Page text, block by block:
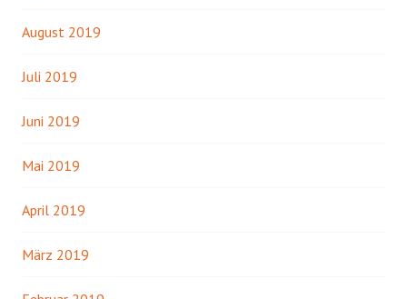
August 2019
Juli 2019
Juni 2019
Mai 2019
April 2019
März 2019